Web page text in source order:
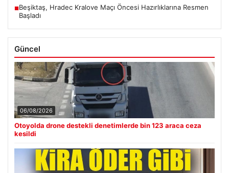
■Beşiktaş, Hradec Kralove Maçı Öncesi Hazırlıklarına Resmen
Başladı
Güncel
06/08/2026
Otoyolda drone destekli denetimlerde bin 123 araca ceza
kesildi